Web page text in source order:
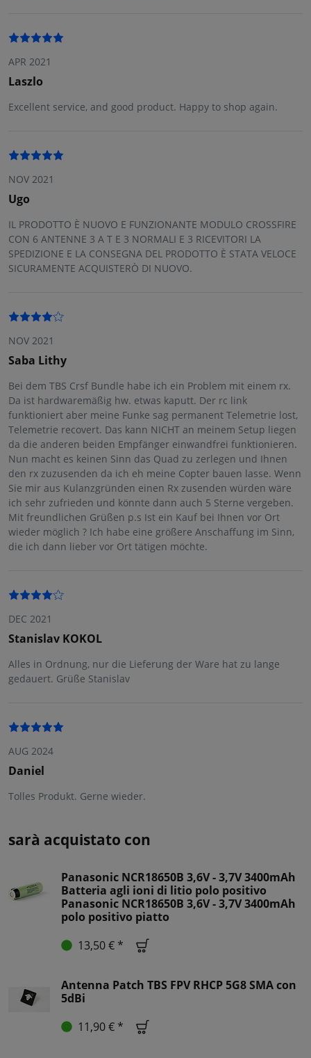
APR 2021
Laszlo
Excellent service, and good product. Happy to shop again.
NOV 2021
Ugo
IL PRODOTTO È NUOVO E FUNZIONANTE MODULO CROSSFIRE
CON 6 ANTENNE 3 A T E 3 NORMALI E 3 RICEVITORI LA
SPEDIZIONE E LA CONSEGNA DEL PRODOTTO È STATA VELOCE
SICURAMENTE ACQUISTERÒ DI NUOVO.
NOV 2021
Saba Lithy
Bei dem TBS Crsf Bundle habe ich ein Problem mit einem rx.
Da ist hardwaremäßig hw. etwas kaputt. Der rc link
funktioniert aber meine Funke sag permanent Telemetrie lost,
Telemetrie recovert. Das kann NICHT an meinem Setup liegen
da die anderen beiden Empfänger einwandfrei funktionieren.
Nun macht es keinen Sinn das Quad zu zerlegen und Ihnen
den rx zuzusenden da ich eh meine Copter bauen lasse. Wenn
Sie mir aus Kulanzgründen einen Rx zusenden würden wäre
ich sehr zufrieden und könnte dann auch 5 Sterne vergeben.
Mit freundlichen Grüßen p.s Ist ein Kauf bei Ihnen vor Ort
wieder möglich ? Ich habe eine größere Anschaffung im Sinn,
die ich dann lieber vor Ort tätigen möchte.
DEC 2021
Stanislav KOKOL
Alles in Ordnung, nur die Lieferung der Ware hat zu lange
gedauert. Grüße Stanislav
AUG 2024
Daniel
Tolles Produkt. Gerne wieder.
sarà acquistato con
Panasonic NCR18650B 3,6V - 3,7V 3400mAh
Batteria agli ioni di litio polo positivo
Panasonic NCR18650B 3,6V - 3,7V 3400mAh
polo positivo piatto
13,50 € *
Antenna Patch TBS FPV RHCP 5G8 SMA con
5dBi
11,90 € *